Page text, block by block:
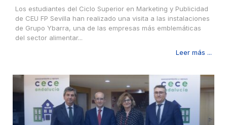
Los estudiantes del Ciclo Superior en Marketing y Publicidad
de CEU FP Sevilla han realizado una visita a las instalaciones
de Grupo Ybarra, una de las empresas más emblemáticas
del sector alimentar...
Leer más ...